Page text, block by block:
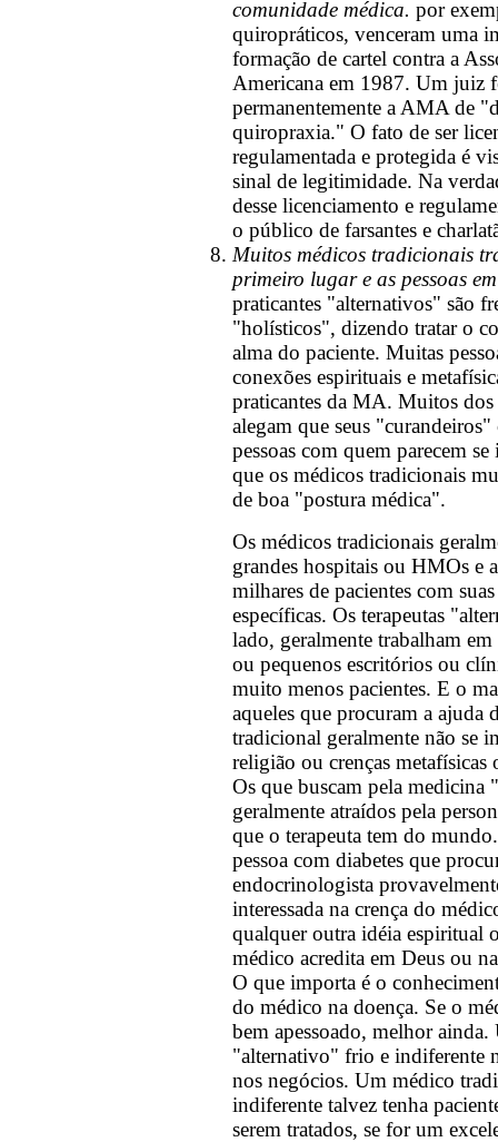
comunidade médica. por
quiropráticos, venceram uma
formação de cartel contra a
Americana em 1987. Um juiz
permanentemente a AMA de
quiropraxia." O fato de ser
regulamentada e protegida é
sinal de legitimidade. Na
desse licenciamento e
o público de farsantes e
Muitos médicos tradicionais
primeiro lugar e as pessoas
praticantes "alternativos" são
"holísticos", dizendo tratar o
alma do paciente. Muitas
conexões espirituais e
praticantes da MA. Muitos
alegam que seus
pessoas com quem parecem
que os médicos tradicionais
de boa "postura médica".
Os médicos tradicionais
grandes hospitais ou HMOs e
milhares de pacientes com suas
específicas. Os terapeutas
lado, geralmente trabalham em
ou pequenos escritórios ou
muito menos pacientes. E o
aqueles que procuram a ajuda
tradicional geralmente não se
religião ou crenças metafísicas
Os que buscam pela medicina
geralmente atraídos pela
que o terapeuta tem do
pessoa com diabetes que
endocrinologista
interessada na crença do
qualquer outra idéia espiritual
médico acredita em Deus ou
O que importa é o
do médico na doença. Se o
bem apessoado, melhor ainda.
"alternativo" frio e indiferente
nos negócios. Um médico
indiferente talvez tenha
serem tratados, se for um